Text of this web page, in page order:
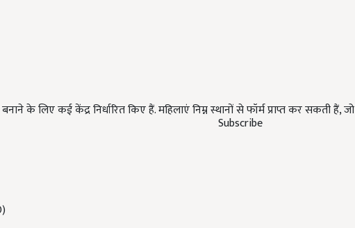
Subscribe
के लिए कई केंद्र निर्धारित किए हैं. महिलाएं निम्न स्थानों से फॉर्म प्राप्त कर सकती हैं, जो